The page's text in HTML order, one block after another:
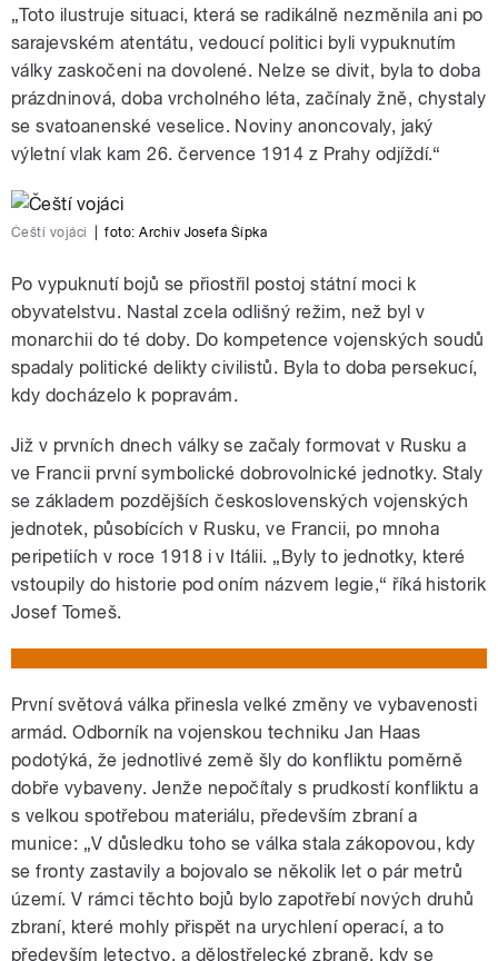
„Toto ilustruje situaci, která se radikálně nezměnila ani po
sarajevském atentátu, vedoucí politici byli vypuknutím
války zaskočeni na dovolené. Nelze se divit, byla to doba
prázdninová, doba vrcholného léta, začínaly žně, chystaly
se svatoanenské veselice. Noviny anoncovaly, jaký
výletní vlak kam 26. července 1914 z Prahy odjíždí.“
Čeští vojáci foto:Archiv Josefa Šípka
Po vypuknutí bojů se přiostřil postoj státní moci k
obyvatelstvu. Nastal zcela odlišný režim, než byl v
monarchii do té doby. Do kompetence vojenských soudů
spadaly politické delikty civilistů. Byla to doba persekucí,
kdy docházelo k popravám.
Již v prvních dnech války se začaly formovat v Rusku a
ve Francii první symbolické dobrovolnické jednotky. Staly
se základem pozdějších československých vojenských
jednotek, působících v Rusku, ve Francii, po mnoha
peripetiích v roce 1918 i v Itálii. „Byly to jednotky, které
vstoupily do historie pod oním názvem legie,“ říká historik
Josef Tomeš.
První světová válka přinesla velké změny ve vybavenosti
armád. Odborník na vojenskou techniku Jan Haas
podotýká, že jednotlivé země šly do konfliktu poměrně
dobře vybaveny. Jenže nepočítaly s prudkostí konfliktu a
s velkou spotřebou materiálu, především zbraní a
munice: „V důsledku toho se válka stala zákopovou, kdy
se fronty zastavily a bojovalo se několik let o pár metrů
území. V rámci těchto bojů bylo zapotřebí nových druhů
zbraní, které mohly přispět na urychlení operací, a to
především letectvo, a dělostřelecké zbraně, kdy se